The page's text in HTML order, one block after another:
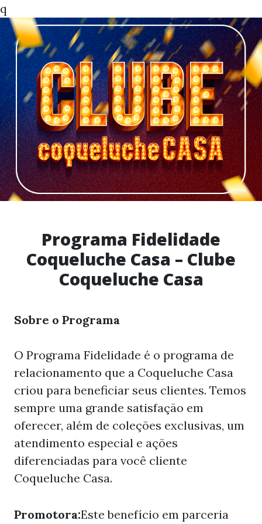
q
Programa Fidelidade
Coqueluche Casa – Clube
Coqueluche Casa
Sobre o Programa
O Programa Fidelidade é o programa de
relacionamento que a Coqueluche Casa
criou para beneficiar seus clientes. Temos
sempre uma grande satisfação em
oferecer, além de coleções exclusivas, um
atendimento especial e ações
diferenciadas para você cliente
Coqueluche Casa.
Promotora:Este benefício em parceria